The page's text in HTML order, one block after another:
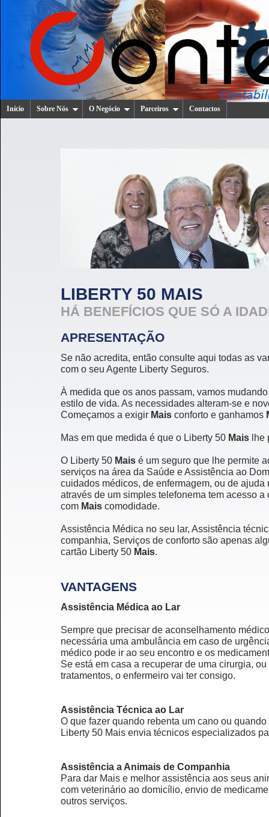
Início Sobre Nós O Negócio Parceiros Contactos
LIBERTY 50 MAIS
HÁ BENEFÍCIOS QUE SÓ A
APRESENTAÇÃO
Se não acredita, então consulte aqui todas as
com o seu Agente Liberty Seguros.
À medida que os anos passam, vamos
estilo de vida. As necessidades alteram-se e
Começamos a exigir Mais conforto e ganhamos
Mas em que medida é que o Liberty 50 Mais lhe
O Liberty 50 Mais é um seguro que lhe permite
serviços na área da Saúde e Assistência ao
cuidados médicos, de enfermagem, ou de
através de um simples telefonema tem acesso a
com Mais comodidade.
Assistência Médica no seu lar, Assistência
companhia, Serviços de conforto são apenas
cartão Liberty 50 Mais.
VANTAGENS
Assistência Médica ao Lar
Sempre que precisar de aconselhamento
necessária uma ambulância em caso de
médico pode ir ao seu encontro e os
Se está em casa a recuperar de uma cirurgia,
tratamentos, o enfermeiro vai ter consigo.
Assistência Técnica ao Lar
O que fazer quando rebenta um cano ou
Liberty 50 Mais envia técnicos especializados
Assistência a Animais de Companhia
Para dar Mais e melhor assistência aos seus
com veterinário ao domicílio, envio de
outros serviços.